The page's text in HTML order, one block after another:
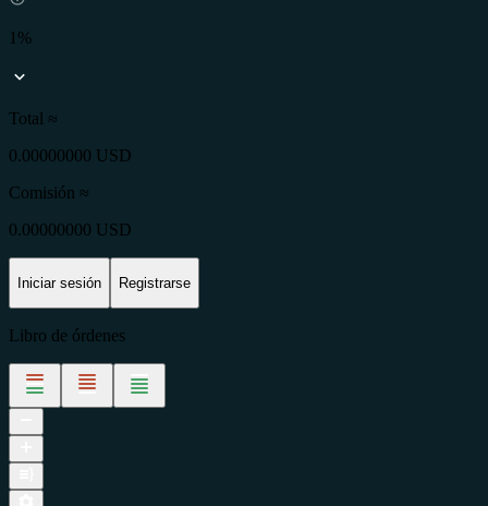
1%
Total ≈
0.00000000 USD
Comisión ≈
0.00000000 USD
Iniciar sesión Registrarse
Libro de órdenes